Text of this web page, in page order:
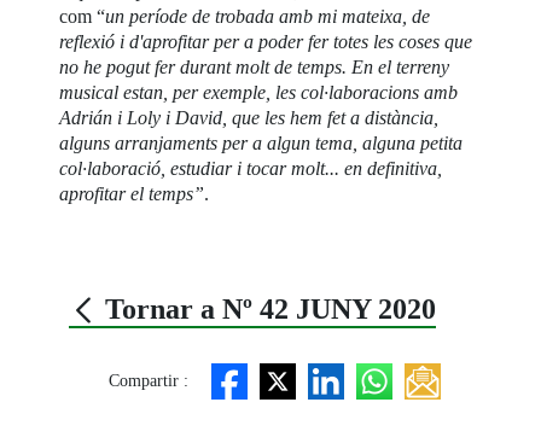
com “un període de trobada amb mi mateixa, de
reflexió i d'aprofitar per a poder fer totes les coses que
no he pogut fer durant molt de temps. En el terreny
musical estan, per exemple, les col·laboracions amb
Adrián i Loly i David, que les hem fet a distància,
alguns arranjaments per a algun tema, alguna petita
col·laboració, estudiar i tocar molt... en definitiva,
aprofitar el temps”.
Tornar a Nº 42 JUNY 2020
Compartir :